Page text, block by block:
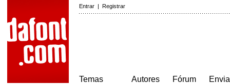
Entrar | Registrar
Temas
Autores
Fórum